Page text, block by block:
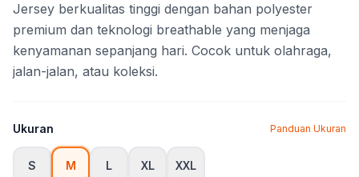
Jersey berkualitas tinggi dengan bahan polyester
premium dan teknologi breathable yang menjaga
kenyamanan sepanjang hari. Cocok untuk olahraga,
jalan-jalan, atau koleksi.
Ukuran Panduan Ukuran
S M L XL XXL